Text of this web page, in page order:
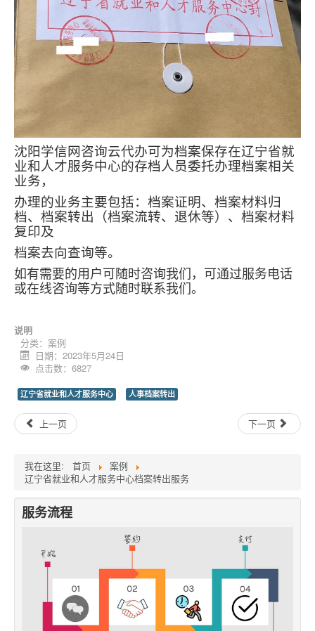
沈阳学信网咨询云代办可为档案保存在辽宁省就
业和人才服务中心的存档人员委托办理档案相关
业务，
办理的业务主要包括：档案证明、档案材料归
档、档案转出（档案流转、退休等）、档案材料
复印及
档案去向查询等。
如有需要的用户可随时咨询我们，可通过服务电话
或在线咨询等方式随时联系我们。
说明
分类： 案例
日期：2023年5月24日
点击数：6827
辽宁省就业和人才服务中心 人事档案转出
上一页 下一页
我在这里: 首页
案例
辽宁省就业和人才服务中心档案转出服务
服务流程